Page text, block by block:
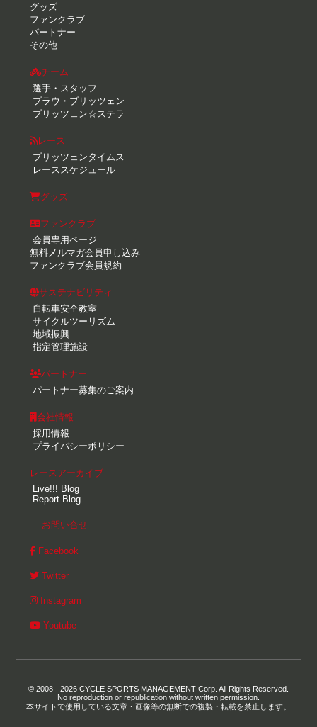
グッズ
ファンクラブ
パートナー
その他
チーム
選手・スタッフ
ブラウ・ブリッツェン
ブリッツェン☆ステラ
レース
ブリッツェンタイムス
レーススケジュール
グッズ
ファンクラブ
会員専用ページ
無料メルマガ会員申し込み
ファンクラブ会員規約
サステナビリティ
自転車安全教室
サイクルツーリズム
地域振興
指定管理施設
パートナー
パートナー募集のご案内
会社情報
採用情報
プライバシーポリシー
レースアーカイブ
Live!!! Blog
Report Blog
お問い合せ
Facebook
Twitter
Instagram
Youtube
© 2008 - 2026 CYCLE SPORTS MANAGEMENT Corp. All Rights Reserved.
No reproduction or republication without written permission.
本サイトで使用している文章・画像等の無断での複製・転載を禁止します。